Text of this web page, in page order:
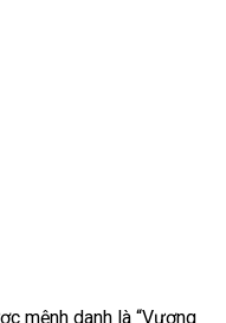
mệnh danh là “Vương